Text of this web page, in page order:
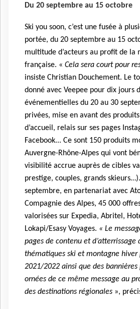
Du 20 septembre au 15 octobre
Ski you soon, c’est une fusée à
portée, du 20 septembre au 15
multitude d’acteurs au profit de la
française. « Cela sera court pour
insiste Christian Douchement. Le
donné avec Veepee pour dix jours
événementielles du 20 au 30
privées, mise en avant des
d’accueil, relais sur ses pages
Facebook... Ce sont 150 produits
Auvergne-Rhône-Alpes qui vont
visibilité accrue auprès de cibles
prestige, couples, grands
septembre, en partenariat avec
Compagnie des Alpes, 45 000
valorisées sur Expedia, Abritel,
Lokapi/Esasy Voyages. « Le
pages de contenu et d’atterrissage
thématiques ski et montagne hiver
2021/2022 ainsi que des
ornées de ce même message au
des destinations régionales »,